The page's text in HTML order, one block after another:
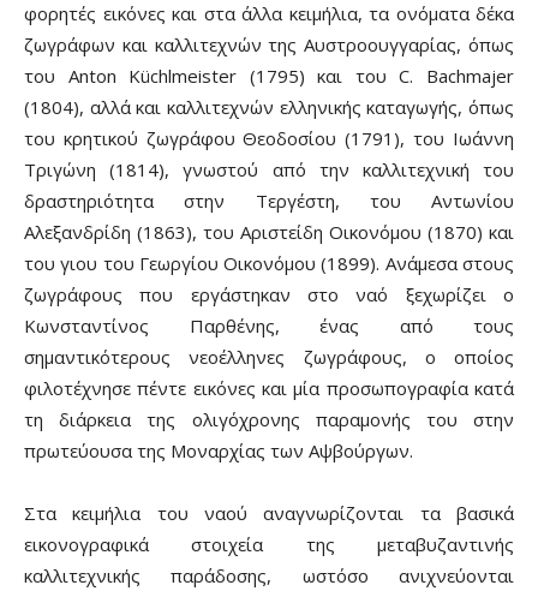
φορητές εικόνες και στα άλλα κειμήλια, τα ονόματα δέκα
ζωγράφων και καλλιτεχνών της Αυστροουγγαρίας, όπως
του Anton Küchlmeister (1795) και του C. Bachmajer
(1804), αλλά και καλλιτεχνών ελληνικής καταγωγής, όπως
του κρητικού ζωγράφου Θεοδοσίου (1791), του Ιωάννη
Τριγώνη (1814), γνωστού από την καλλιτεχνική του
δραστηριότητα στην Τεργέστη, του Αντωνίου
Αλεξανδρίδη (1863), του Αριστείδη Οικονόμου (1870) και
του γιου του Γεωργίου Οικονόμου (1899). Ανάμεσα στους
ζωγράφους που εργάστηκαν στο ναό ξεχωρίζει ο
Κωνσταντίνος Παρθένης, ένας από τους
σημαντικότερους νεοέλληνες ζωγράφους, ο οποίος
φιλοτέχνησε πέντε εικόνες και μία προσωπογραφία κατά
τη διάρκεια της ολιγόχρονης παραμονής του στην
πρωτεύουσα της Μοναρχίας των Αψβούργων.
Στα κειμήλια του ναού αναγνωρίζονται τα βασικά
εικονογραφικά στοιχεία της μεταβυζαντινής
καλλιτεχνικής παράδοσης, ωστόσο ανιχνεύονται